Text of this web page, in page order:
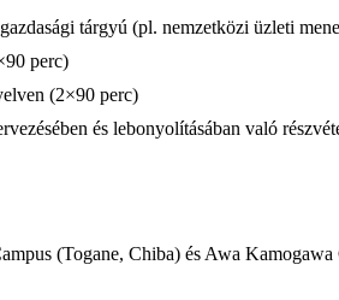
tárgyú (pl. nemzetközi üzleti
perc)
(2×90 perc)
és lebonyolításában való
(Togane, Chiba) és Awa